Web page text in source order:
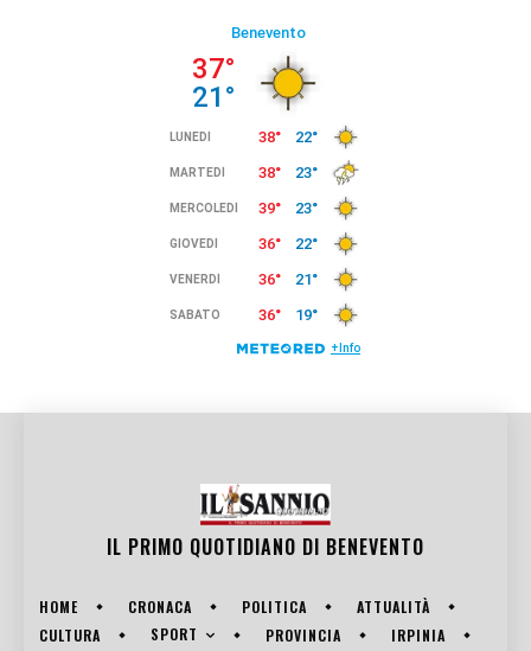
IL PRIMO QUOTIDIANO DI BENEVENTO
HOME CRONACA POLITICA
ATTUALITÀ
CULTURA
SPORT PROVINCIA
IRPINIA